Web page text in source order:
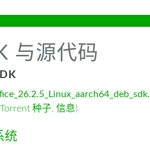
与源代码
Torrent 种子, 信息)
统